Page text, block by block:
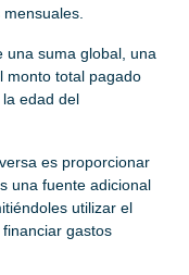
una suma global, una
monto total pagado
edad del
es proporcionar
una fuente adicional
utilizar el
gastos